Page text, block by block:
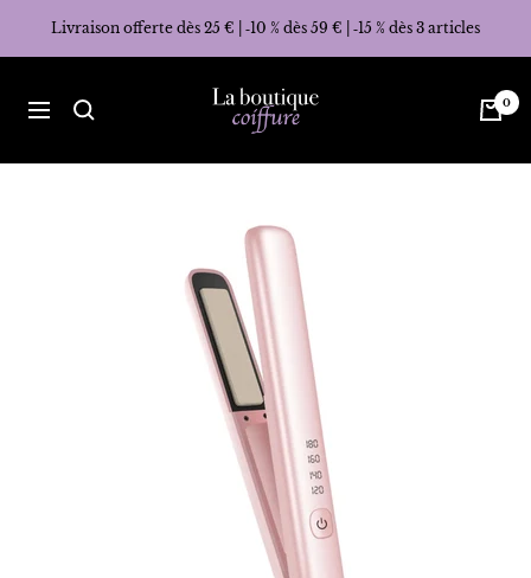
Livraison offerte dès 25 € | ‑10 % dès 59 € | ‑15 % dès 3 articles
Navigation
La
Boutique
0